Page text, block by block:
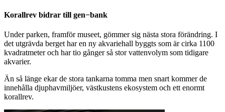
Korallrev bidrar till gen−bank
Under parken, framför museet, gömmer sig nästa stora förändring. I
det utgrävda berget har en ny akvariehall byggts som är cirka 1100
kvadratmeter och har tio gånger så stor vattenvolym som tidigare
akvarier.
Än så länge ekar de stora tankarna tomma men snart kommer de
innehålla djuphavmiljöer, västkustens ekosystem och ett enormt
korallrev.